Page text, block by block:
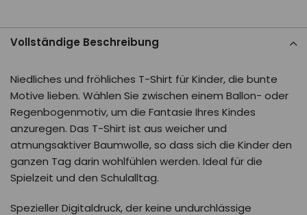
Vollständige Beschreibung
Niedliches und fröhliches T-Shirt für Kinder, die bunte
Motive lieben. Wählen Sie zwischen einem Ballon- oder
Regenbogenmotiv, um die Fantasie Ihres Kindes
anzuregen. Das T-Shirt ist aus weicher und
atmungsaktiver Baumwolle, so dass sich die Kinder den
ganzen Tag darin wohlfühlen werden. Ideal für die
Spielzeit und den Schulalltag.
Spezieller Digitaldruck, der keine undurchlässige